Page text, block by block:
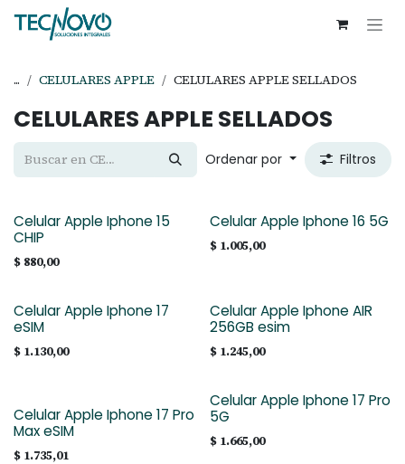
Ir al contenido
... CELULARES APPLE CELULARES APPLE SELLADOS
CELULARES APPLE SELLADOS
Ordenar por Filtros
Celular Apple Iphone 15
CHIP
$ 880,00
Celular Apple Iphone 16 5G
$ 1.005,00
Celular Apple Iphone 17
eSIM
$ 1.130,00
Celular Apple Iphone AIR
256GB esim
$ 1.245,00
Celular Apple Iphone 17 Pro
Max eSIM
$ 1.735,01
Celular Apple Iphone 17 Pro
5G
$ 1.665,00